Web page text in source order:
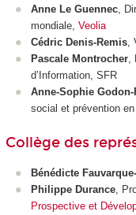
Anne Le Guennec,
mondiale, Veolia
Cédric Denis-Remis,
Pascale Montrocher,
d’Information, SFR
Anne-Sophie
social et prévention
Collège des
Bénédicte
Philippe Durance ,
Prospective et